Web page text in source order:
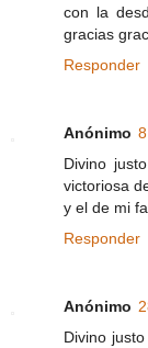
con la
gracias
Responder
Anónimo
Divino
victoriosa
y el de mi
Responder
Anónimo
Divino